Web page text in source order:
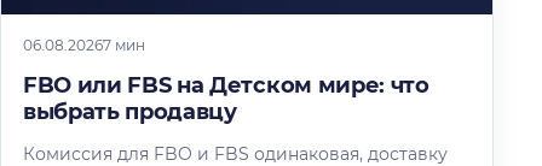
06.08.20267 мин
FBO или FBS на Детском мире: что
выбрать продавцу
Комиссия для FBO и FBS одинаковая, доставку